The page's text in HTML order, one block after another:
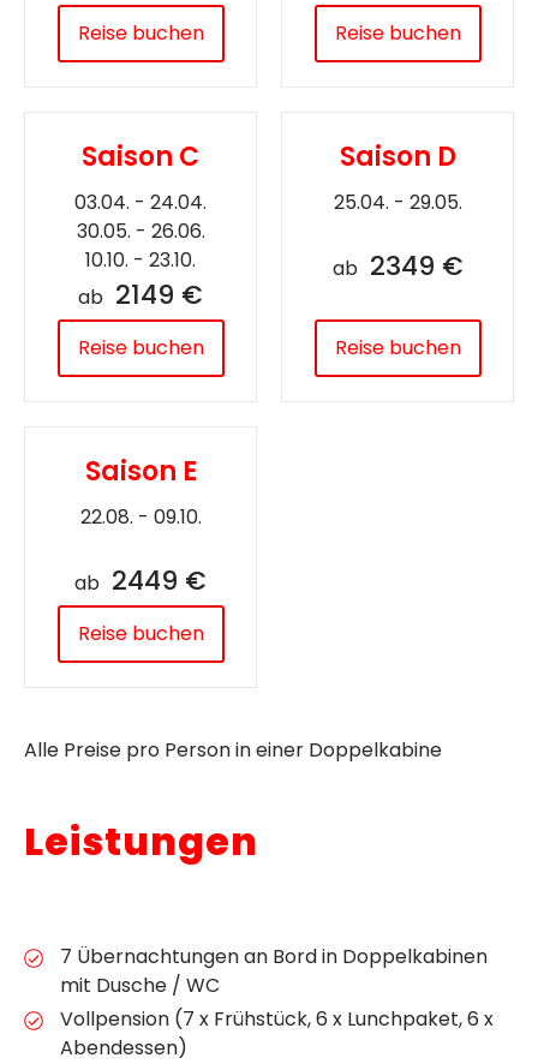
Reise buchen Reise buchen
Saison C
03.04. - 24.04.
30.05. - 26.06.
10.10. - 23.10.
ab 2149 €
Reise buchen
Saison D
25.04. - 29.05.
ab 2349 €
Reise buchen
Saison E
22.08. - 09.10.
ab 2449 €
Reise buchen
Alle Preise pro Person in einer Doppelkabine
Leistungen
7 Übernachtungen an Bord in Doppelkabinen
mit Dusche / WC
Vollpension (7 x Frühstück, 6 x Lunchpaket, 6 x
Abendessen)